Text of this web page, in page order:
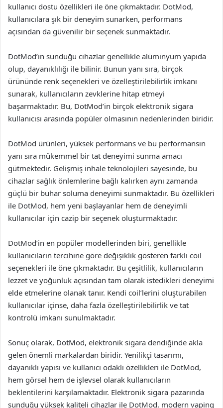
kullanıcı dostu özellikleri ile öne çıkmaktadır. DotMod,
kullanıcılara şık bir deneyim sunarken, performans
açısından da güvenilir bir seçenek sunmaktadır.
DotMod’in sunduğu cihazlar genellikle alüminyum yapıda
olup, dayanıklılığı ile bilinir. Bunun yanı sıra, birçok
ürününde renk seçenekleri ve özelleştirilebilirlik imkanı
sunarak, kullanıcıların zevklerine hitap etmeyi
başarmaktadır. Bu, DotMod’in birçok elektronik sigara
kullanıcısı arasında popüler olmasının nedenlerinden biridir.
DotMod ürünleri, yüksek performans ve bu performansın
yanı sıra mükemmel bir tat deneyimi sunma amacı
gütmektedir. Gelişmiş inhale teknolojileri sayesinde, bu
cihazlar sağlık önlemlerine bağlı kalırken aynı zamanda
güçlü bir buhar soluma deneyimi sunmaktadır. Bu özellikleri
ile DotMod, hem yeni başlayanlar hem de deneyimli
kullanıcılar için cazip bir seçenek oluşturmaktadır.
DotMod’in en popüler modellerinden biri, genellikle
kullanıcıların tercihine göre değişiklik gösteren farklı coil
seçenekleri ile öne çıkmaktadır. Bu çeşitlilik, kullanıcıların
lezzet ve yoğunluk açısından tam olarak istedikleri deneyimi
elde etmelerine olanak tanır. Kendi coil’lerini oluşturabilen
kullanıcılar içinse, daha fazla özelleştirilebilirlik ve tat
kontrolü imkanı sunulmaktadır.
Sonuç olarak, DotMod, elektronik sigara dendiğinde akla
gelen önemli markalardan biridir. Yenilikçi tasarımı,
dayanıklı yapısı ve kullanıcı odaklı özellikleri ile DotMod,
hem görsel hem de işlevsel olarak kullanıcıların
beklentilerini karşılamaktadır. Elektronik sigara pazarında
sunduğu yüksek kaliteli cihazlar ile DotMod, modern vaping